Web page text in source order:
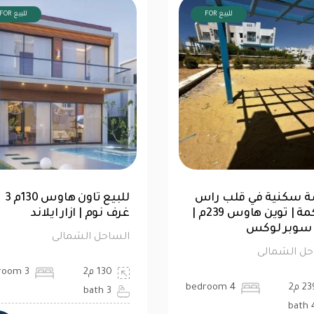
FOR للبيع
فرصة سكنية في قلب
الترا سوبر لوكس
239 م2
4 bath
FOR للبيع
شاليه 76متر للبيع | الحق
في لا سيستا
الشمالى
1